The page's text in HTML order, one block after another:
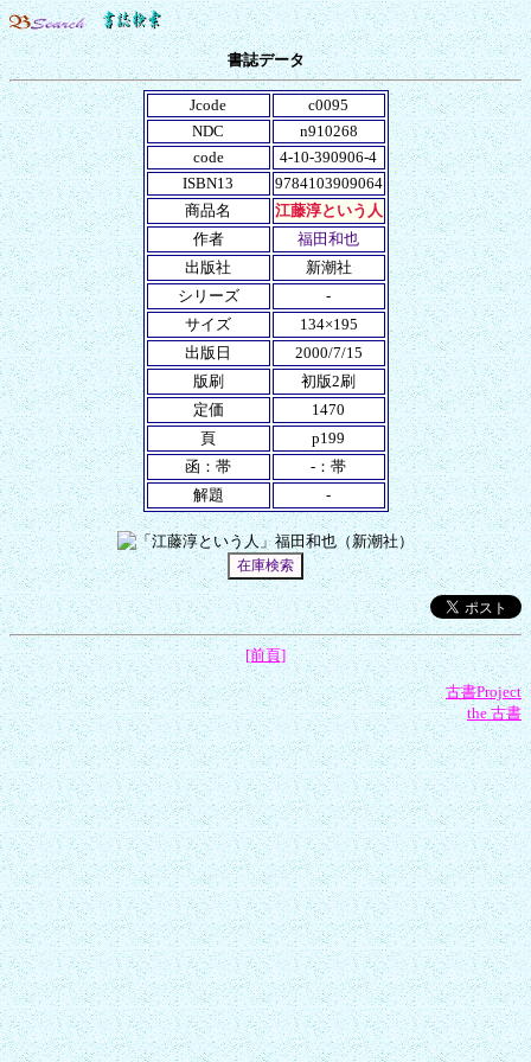
書誌データ
Jcode
c0095
NDC
n910268
code
4-10-390906-4
ISBN13
9784103909064
商品名
江藤淳という人
作者
福田和也
出版社
新潮社
シリーズ
-
サイズ
134×195
出版日
2000/7/15
版刷
初版2刷
定価
1470
頁
p199
函：帯
-：帯
解題
-
[前頁]
古書Project
the 古書